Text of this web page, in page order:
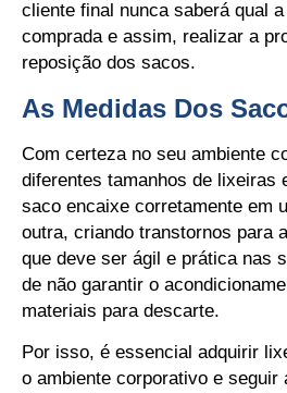
cliente final nunca saberá qual
comprada e assim, realizar a
reposição dos sacos.
As Medidas Dos
Com certeza no seu ambiente
diferentes tamanhos de lixeiras
saco encaixe corretamente em
outra, criando transtornos para
que deve ser ágil e prática nas
de não garantir o
materiais para descarte.
Por isso, é essencial adquirir
o ambiente corporativo e seguir